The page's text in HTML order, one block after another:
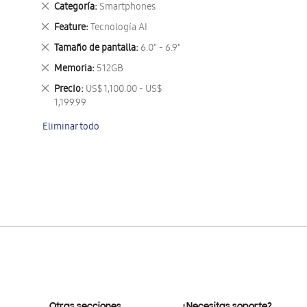
Categoría Smartphones
Eliminar
este
artículo
Feature Tecnología AI
Eliminar
este
artículo
Tamaño de pantalla 6.0" - 6.9"
Eliminar
este
artículo
Memoria 512GB
Eliminar
este
artículo
Precio US$ 1,100.00 - US$
1,199.99
Eliminar
este
Eliminar todo